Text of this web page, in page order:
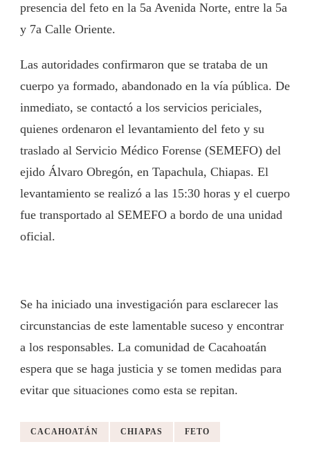
presencia del feto en la 5a Avenida Norte, entre la 5a
y 7a Calle Oriente.
Las autoridades confirmaron que se trataba de un
cuerpo ya formado, abandonado en la vía pública. De
inmediato, se contactó a los servicios periciales,
quienes ordenaron el levantamiento del feto y su
traslado al Servicio Médico Forense (SEMEFO) del
ejido Álvaro Obregón, en Tapachula, Chiapas. El
levantamiento se realizó a las 15:30 horas y el cuerpo
fue transportado al SEMEFO a bordo de una unidad
oficial.
Se ha iniciado una investigación para esclarecer las
circunstancias de este lamentable suceso y encontrar
a los responsables. La comunidad de Cacahoatán
espera que se haga justicia y se tomen medidas para
evitar que situaciones como esta se repitan.
CACAHOATÁN CHIAPAS FETO